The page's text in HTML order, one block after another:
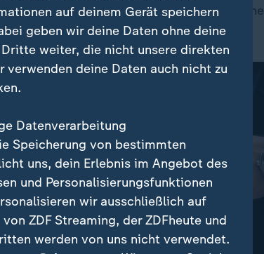
seinen Patienten bloßstellen, denn seine
auf den Erfolg ihres Studiums.
auf deinem Gerät speichern
geben wir deine Daten ohne deine
weiter, die nicht unsere direkten
verwenden deine Daten auch nicht zu
Datenverarbeitung
Speicherung von bestimmten
uns, dein Erlebnis im Angebot des
und Personalisierungsfunktionen
wir ausschließlich auf
ZDF Streaming, der ZDFheute und
werden von uns nicht verwendet.